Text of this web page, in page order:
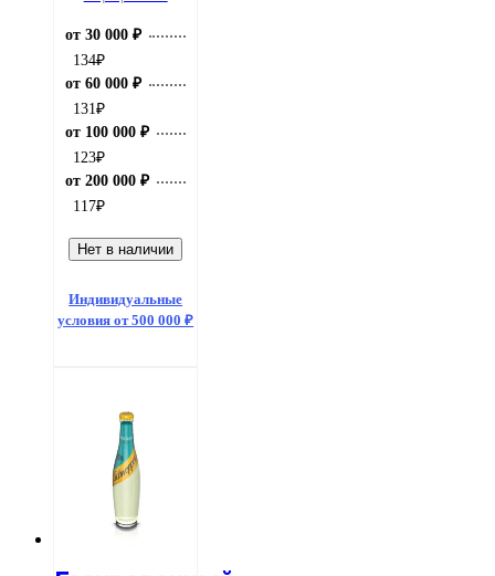
от 30 000 ₽
134₽
от 60 000 ₽
131₽
от 100 000 ₽
123₽
от 200 000 ₽
117₽
Нет в наличии
Индивидуальные
условия от 500 000 ₽